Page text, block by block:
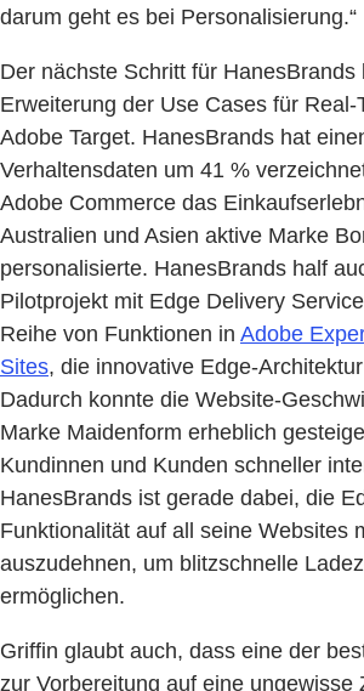
darum geht es bei Personalisierung.“
Der nächste Schritt für HanesBrands
Erweiterung der Use Cases für Real-
Adobe Target. HanesBrands hat
Verhaltensdaten um 41 %
Adobe Commerce das
Australien und Asien aktive Marke
personalisierte. HanesBrands half
Pilotprojekt mit Edge Delivery
Reihe von Funktionen in Adobe
Sites, die innovative Edge-
Dadurch konnte die Website-
Marke Maidenform erheblich
Kundinnen und Kunden schneller
HanesBrands ist gerade dabei, die
Funktionalität auf all seine Websites
auszudehnen, um blitzschnelle
ermöglichen.
Griffin glaubt auch, dass eine der
zur Vorbereitung auf eine ungewisse